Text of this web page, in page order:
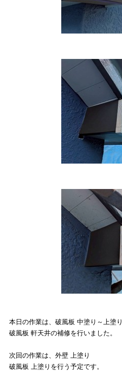
本日の作業は、破風板 中塗り～上塗り
破風板 軒天井の補修を行いました。
次回の作業は、外壁 上塗り
破風板 上塗りを行う予定です。